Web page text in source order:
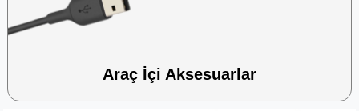
Araç İçi Aksesuarlar